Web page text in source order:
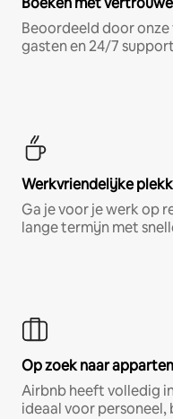
Beoordeeld door
gasten en 24/7
Werkvriendelijke
Ga je voor je werk op
lange termijn met
Op zoek naar
Airbnb heeft volledig
ideaal voor